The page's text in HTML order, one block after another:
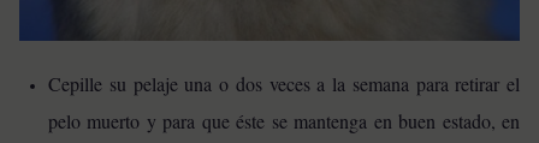
Cepille su pelaje una o dos veces a la semana para retirar el
pelo muerto y para que éste se mantenga en buen estado, en